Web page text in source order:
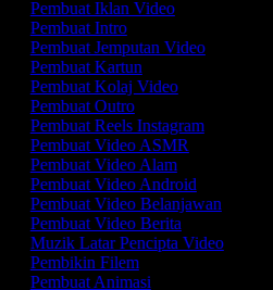
Pembuat Iklan Video
Pembuat Intro
Pembuat Jemputan Video
Pembuat Kartun
Pembuat Kolaj Video
Pembuat Outro
Pembuat Reels Instagram
Pembuat Video ASMR
Pembuat Video Alam
Pembuat Video Android
Pembuat Video Belanjawan
Pembuat Video Berita
Muzik Latar Pencipta Video
Pembikin Filem
Pembuat Animasi